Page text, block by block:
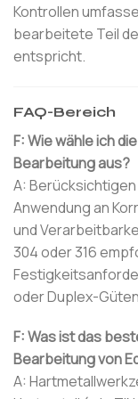
Kontrollen
bearbeitete Teil
entspricht.
FAQ-Bereich
F: Wie wähle ich
Bearbeitung aus?
A:
Anwendung an
und
304 oder 316
oder Duplex-
F: Was ist das
Bearbeitung von
A: